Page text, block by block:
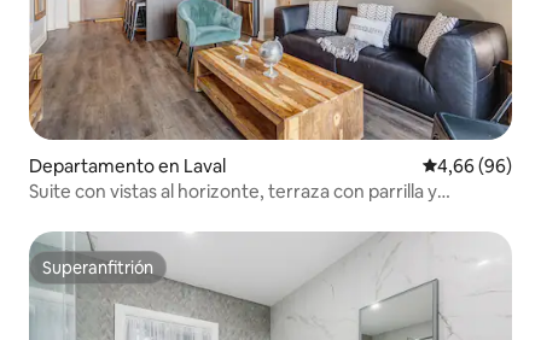
Departamento en Laval Calificación
4,66 (96)
Suite con vistas al horizonte, terraza con parrilla y
Superanfitrión
Superanfitrión